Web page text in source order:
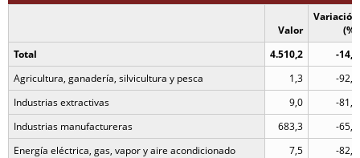
Valor
Variación
(%)
Total
4.510,2
-14,2
Agricultura, ganadería, silvicultura y pesca
1,3
-92,7
Industrias extractivas
9,0
-81,6
Industrias manufactureras
683,3
-65,1
Energía eléctrica, gas, vapor y aire acondicionado
7,5
-82,0